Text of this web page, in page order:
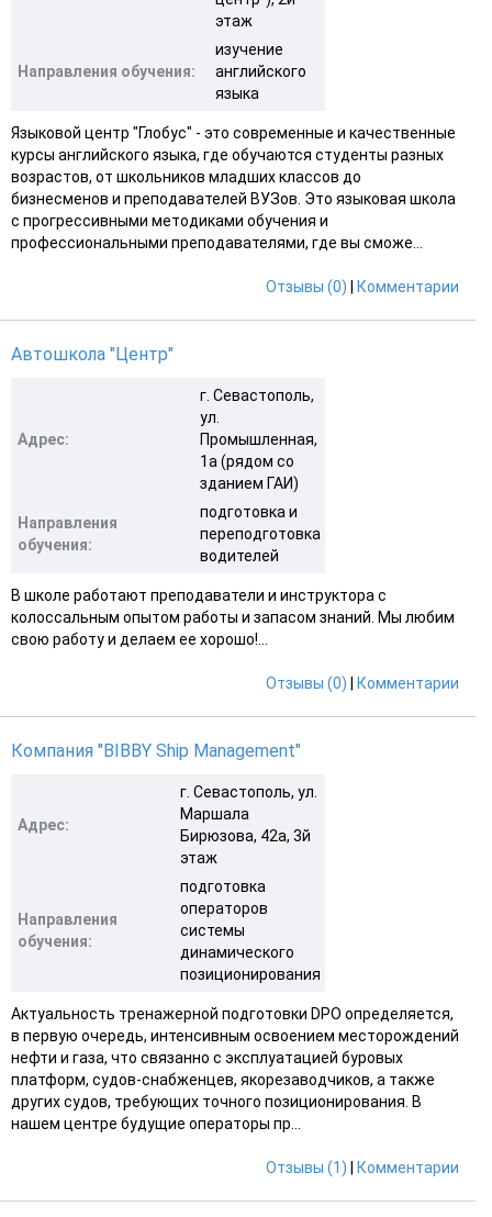
этаж
Направления обучения:
изучение
английского
языка
Языковой центр "Глобус" - это современные и качественные
курсы английского языка, где обучаются студенты разных
возрастов, от школьников младших классов до
бизнесменов и преподавателей ВУЗов. Это языковая школа
с прогрессивными методиками обучения и
профессиональными преподавателями, где вы сможе...
Отзывы (0) Комментарии
Автошкола "Центр"
Адрес:
г. Севастополь,
ул.
Промышленная,
1а (рядом со
зданием ГАИ)
Направления
обучения:
подготовка и
переподготовка
водителей
В школе работают преподаватели и инструктора с
колоссальным опытом работы и запасом знаний. Мы любим
свою работу и делаем ее хорошо!...
Отзывы (0) Комментарии
Компания "BIBBY Ship Management"
Адрес:
г. Севастополь, ул.
Маршала
Бирюзова, 42а, 3й
этаж
Направления
обучения:
подготовка
операторов
системы
динамического
позиционирования
Актуальность тренажерной подготовки DPO определяется,
в первую очередь, интенсивным освоением месторождений
нефти и газа, что связанно с эксплуатацией буровых
платформ, судов-снабженцев, якорезаводчиков, а также
других судов, требующих точного позиционирования. В
нашем центре будущие операторы пр...
Отзывы (1) Комментарии